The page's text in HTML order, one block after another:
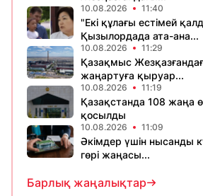
10.08.2026 11:40
"Екі құлағы естімей
Қызылордада ата-ана...
10.08.2026 11:29
Қазақмыс
жаңартуға қыруар...
10.08.2026 11:19
Қазақстанда 108 жаңа
қосылды
10.08.2026 11:09
Әкімдер үшін нысанды
гөрі жаңасы...
Барлық жаңалықтар